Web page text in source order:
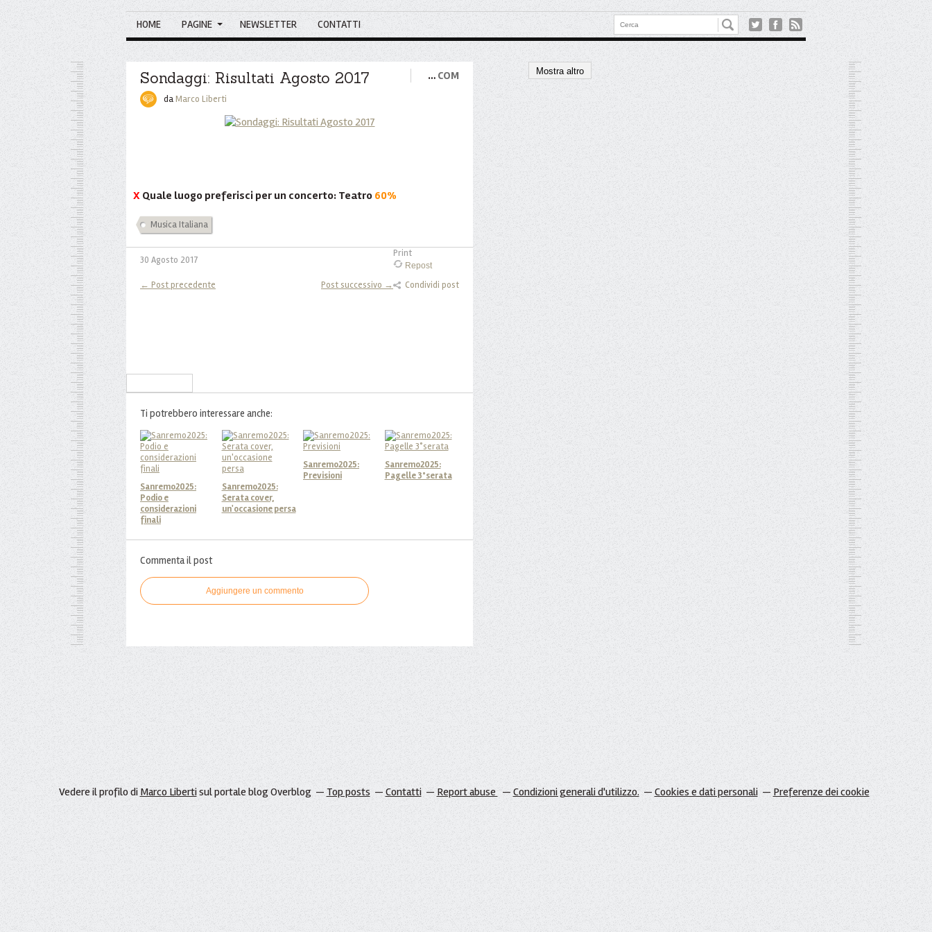
HOME PAGINE NEWSLETTER CONTATTI
Sondaggi: Risultati Agosto 2017 … COM
daMarco Liberti
X Quale luogo preferisci per un concerto: Teatro 60%
Musica Italiana
30 Agosto 2017
Print
Repost
Condividi post
← Post precedente Post successivo →
Ti potrebbero interessare anche:
Sanremo2025:
Podio e
considerazioni
finali
Sanremo2025:
Serata cover,
un'occasione persa
Sanremo2025:
Previsioni
Sanremo2025:
Pagelle 3°serata
Commenta il post
Aggiungere un commento
Mostra altro
Vedere il profilo di Marco Libertisul portale blog Overblog Top posts Contatti Report abuse Condizioni generali d'utilizzo. Cookies e dati personali Preferenze dei cookie